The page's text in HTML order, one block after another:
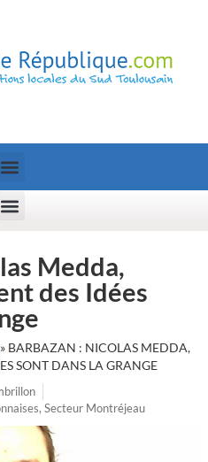
Medda,
des Idées
» BARBAZAN : NICOLAS MEDDA,
SONT DANS LA GRANGE
, Secteur Montréjeau